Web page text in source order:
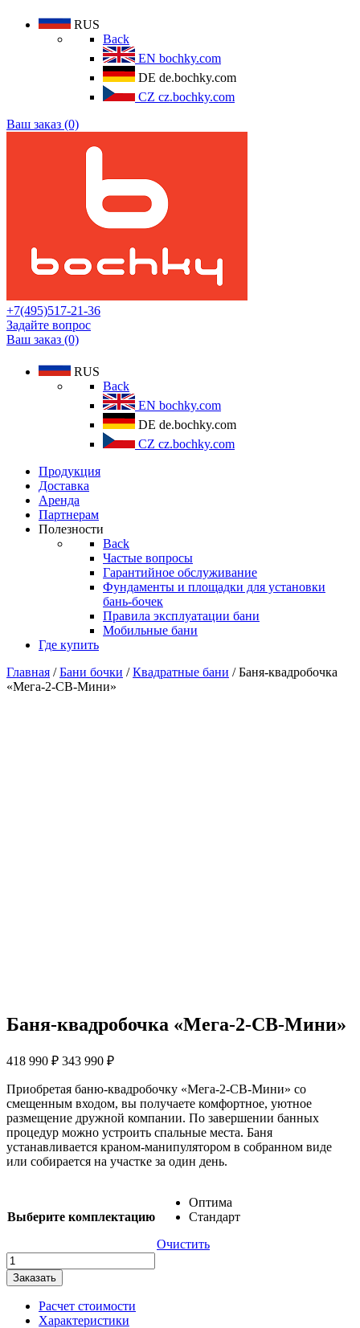
RUS
Back
EN bochky.com
DE de.bochky.com
CZ cz.bochky.com
Ваш заказ (0)
+7(495)517-21-36
Задайте вопрос
Ваш заказ (0)
RUS
Back
EN bochky.com
DE de.bochky.com
CZ cz.bochky.com
Продукция
Доставка
Аренда
Партнерам
Полезности
Back
Частые вопросы
Гарантийное обслуживание
Фундаменты и площадки для установки
бань-бочек
Правила эксплуатации бани
Мобильные бани
Где купить
Главная /Бани бочки /Квадратные бани / Баня-квадробочка
«Мега-2-СВ-Мини»
Баня-квадробочка «Мега-2-СВ-Мини»
418 990 ₽ 343 990 ₽
Приобретая баню-квадробочку «Мега-2-СВ-Мини» со
смещенным входом, вы получаете комфортное, уютное
размещение дружной компании. По завершении банных
процедур можно устроить спальные места. Баня
устанавливается краном-манипулятором в собранном виде
или собирается на участке за один день.
Выберите комплектацию
Оптима
Стандарт
Очистить
Количество
товара
Баня-
квадробочка
"Мега-2-
Заказать
Расчет стоимости
Характеристики